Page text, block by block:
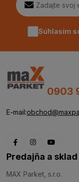
Súhlasím
0903
E-mail:
Predajňa a
MAX Parket, s.r.o.